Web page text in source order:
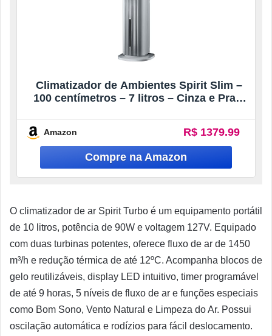
Climatizador de Ambientes Spirit Slim –
100 centímetros – 7 litros – Cinza e Prata
Amazon R$ 1379.99
O climatizador de ar Spirit Turbo é um equipamento portátil
de 10 litros, potência de 90W e voltagem 127V. Equipado
com duas turbinas potentes, oferece fluxo de ar de 1450
m³/h e redução térmica de até 12ºC. Acompanha blocos de
gelo reutilizáveis, display LED intuitivo, timer programável
de até 9 horas, 5 níveis de fluxo de ar e funções especiais
como Bom Sono, Vento Natural e Limpeza do Ar. Possui
oscilação automática e rodízios para fácil deslocamento.